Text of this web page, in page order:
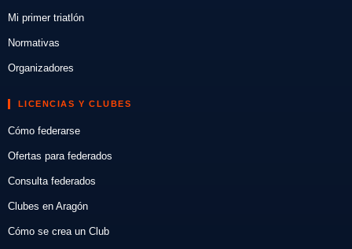
Mi primer triatlón
Normativas
Organizadores
LICENCIAS Y CLUBES
Cómo federarse
Ofertas para federados
Consulta federados
Clubes en Aragón
Cómo se crea un Club